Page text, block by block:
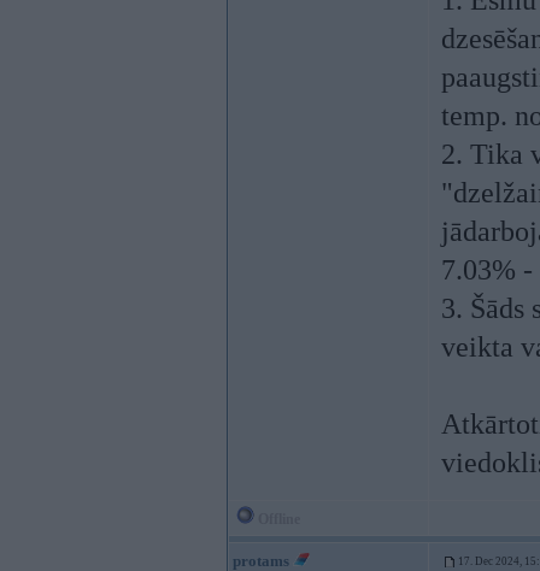
temp.
2. Tika
7.03%
3.
veikta
protams 17. Dec 2024,